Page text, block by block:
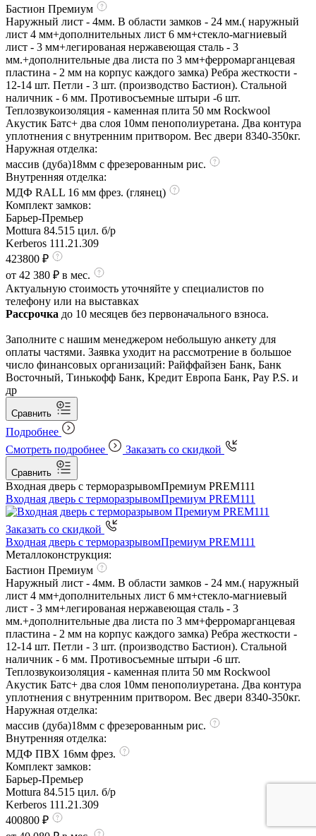
Бастион Премиум
Наружный лист - 4мм. В области замков - 24 мм.( наружный
лист 4 мм+дополнительных лист 6 мм+стекло-магниевый
лист - 3 мм+легированая нержавеющая сталь - 3
мм.+дополнительные два листа по 3 мм+ферромарганцевая
пластина - 2 мм на корпус каждого замка) Ребра жесткости -
12-14 шт. Петли - 3 шт. (производство Бастион). Стальной
наличник - 6 мм. Противосъемные штыри -6 шт.
Теплозвукоизоляция - каменная плита 50 мм Rockwool
Акустик Батс+ два слоя 10мм пенополиуретана. Два контура
уплотнения с внутренним притвором. Вес двери 8340-350кг.
Наружная отделка:
массив (дуба)18мм с фрезерованным рис.
Внутренняя отделка:
МДФ RALL 16 мм фрез. (глянец)
Комплект замков:
Барьер-Премьер
Mottura 84.515 цил. б/р
Kerberos 111.21.309
423800 ₽
от 42 380 ₽ в мес.
Актуальную стоимость уточняйте у специалистов по
телефону или на выставках
Рассрочка до 10 месяцев без первоначального взноса.
Заполните с нашим менеджером небольшую анкету для
оплаты частями. Заявка уходит на рассмотрение в большое
число финансовых организаций: Райффайзен Банк, Банк
Восточный, Тинькофф Банк, Кредит Европа Банк, Pay P.S. и
др
Сравнить
Подробнее
Смотреть подробнее
Заказать со скидкой
Сравнить
Входная дверь с терморазрывомПремиум PREM111
Входная дверь с терморазрывомПремиум PREM111
Заказать со скидкой
Входная дверь с терморазрывомПремиум PREM111
Металлоконструкция:
Бастион Премиум
Наружный лист - 4мм. В области замков - 24 мм.( наружный
лист 4 мм+дополнительных лист 6 мм+стекло-магниевый
лист - 3 мм+легированая нержавеющая сталь - 3
мм.+дополнительные два листа по 3 мм+ферромарганцевая
пластина - 2 мм на корпус каждого замка) Ребра жесткости -
12-14 шт. Петли - 3 шт. (производство Бастион). Стальной
наличник - 6 мм. Противосъемные штыри -6 шт.
Теплозвукоизоляция - каменная плита 50 мм Rockwool
Акустик Батс+ два слоя 10мм пенополиуретана. Два контура
уплотнения с внутренним притвором. Вес двери 8340-350кг.
Наружная отделка:
массив (дуба)18мм с фрезерованным рис.
Внутренняя отделка:
МДФ ПВХ 16мм фрез.
Комплект замков:
Барьер-Премьер
Mottura 84.515 цил. б/р
Kerberos 111.21.309
400800 ₽